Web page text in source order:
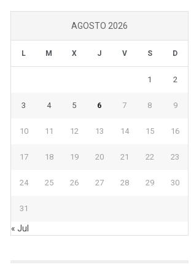
AGOSTO 2026
L M X J V S D
1 2
3 4 5 6 7 8 9
10 11 12 13 14 15 16
17 18 19 20 21 22 23
24 25 26 27 28 29 30
31
« Jul